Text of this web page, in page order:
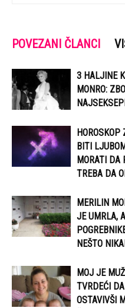
POVEZANI ČLANCI
3 HALJINE
MONRO:
HOROSKOP
BITI
MORATI DA
TREBA DA
MERILIN
JE UMRLA,
NEŠTO
MOJ JE
TVRDEĆI
OSTAVIVŠI